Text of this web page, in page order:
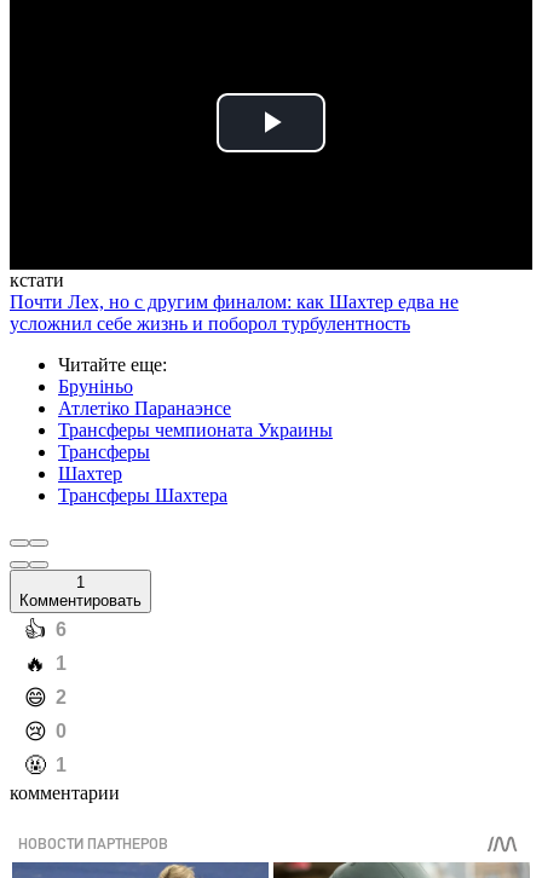
Play
кстати
Почти Лех, но с другим финалом: как Шахтер едва не
усложнил себе жизнь и поборол турбулентность
Читайте еще:
Бруніньо
Атлетіко Паранаэнсе
Трансферы чемпионата Украины
Трансферы
Шахтер
Трансферы Шахтера
1
Комментировать
️👍 6
️🔥 1
️😄 2
️😢 0
️🤬 1
комментарии